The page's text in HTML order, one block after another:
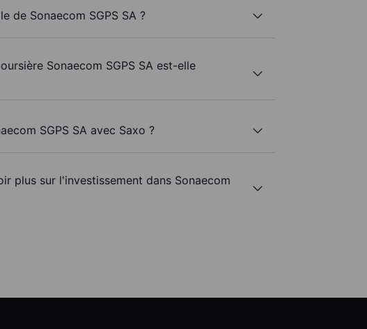
de Sonaecom SGPS SA ?
Sonaecom SGPS SA est-elle
SGPS SA avec Saxo ?
plus sur l'investissement dans Sonaecom